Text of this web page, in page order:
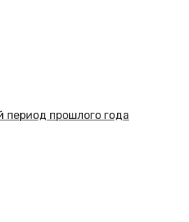
период прошлого года